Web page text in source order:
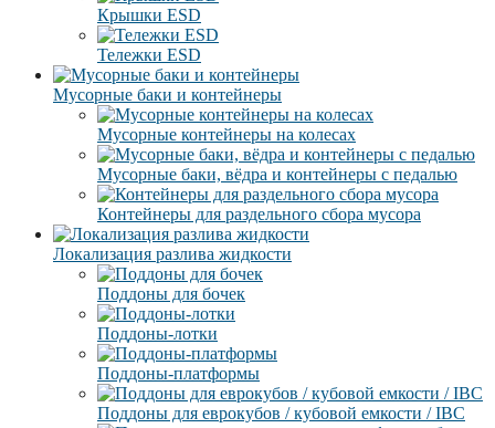
Крышки ESD
Тележки ESD
Мусорные баки и контейнеры
Мусорные контейнеры на колесах
Мусорные баки, вёдра и контейнеры с педалью
Контейнеры для раздельного сбора мусора
Локализация разлива жидкости
Поддоны для бочек
Поддоны-лотки
Поддоны-платформы
Поддоны для еврокубов / кубовой емкости / IBC